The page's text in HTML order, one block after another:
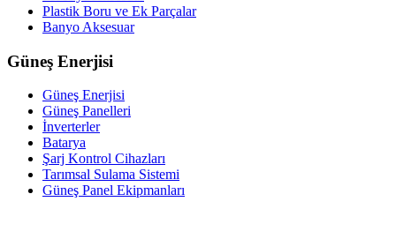
Plastik Boru ve Ek Parçalar
Banyo Aksesuar
Güneş Enerjisi
Güneş Enerjisi
Güneş Panelleri
İnverterler
Batarya
Şarj Kontrol Cihazları
Tarımsal Sulama Sistemi
Güneş Panel Ekipmanları